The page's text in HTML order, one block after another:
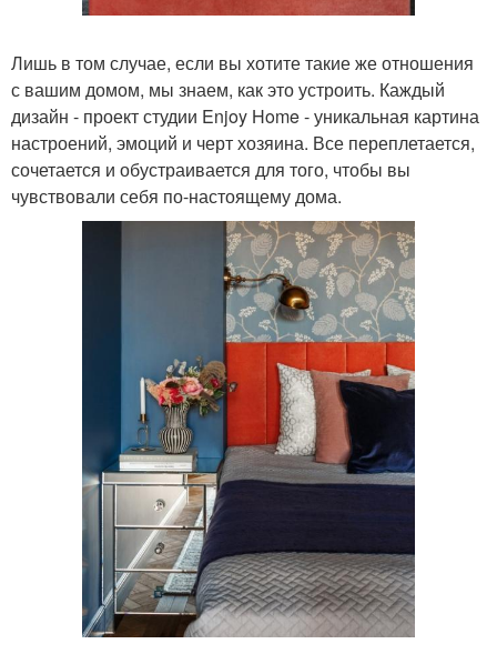
Лишь в том случае, если вы хотите такие же отношения
с вашим домом, мы знаем, как это устроить. Каждый
дизайн - проект студии Enjoy Home - уникальная картина
настроений, эмоций и черт хозяина. Все переплетается,
сочетается и обустраивается для того, чтобы вы
чувствовали себя по-настоящему дома.